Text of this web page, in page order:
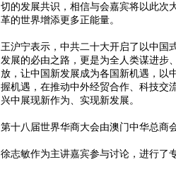
切的发展共识，相信与会嘉宾将以此次
革的世界增添更多正能量。
王沪宁表示，中共二十大开启了以中国
发展的必由之路，更是为全人类谋进步
放，让中国新发展成为各国新机遇，以
握机遇，在推动中外经贸合作、科技交
兴中展现新作为、实现新发展。
第十八届世界华商大会由澳门中华总商
徐志敏作为主讲嘉宾参与讨论，进行了